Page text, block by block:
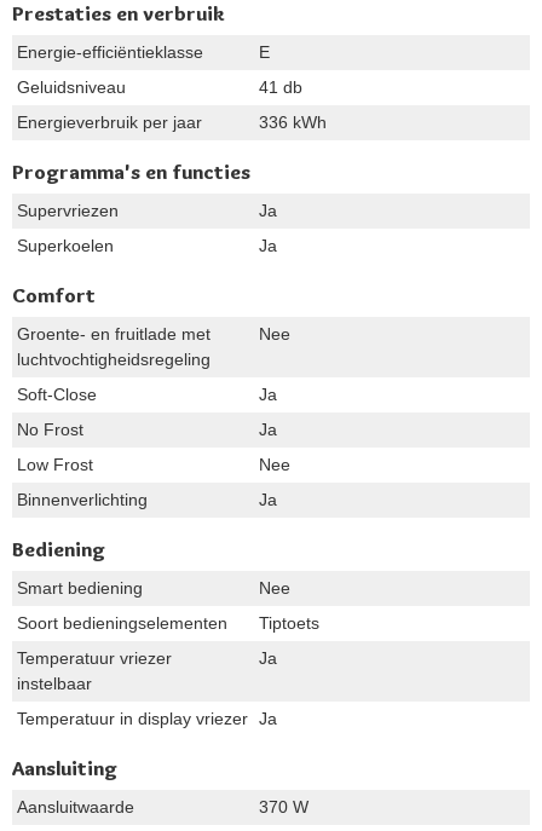
Prestaties en verbruik
Energie-efficiëntieklasse
E
Geluidsniveau
41 db
Energieverbruik per jaar
336 kWh
Programma's en functies
Supervriezen
Ja
Superkoelen
Ja
Comfort
Groente- en fruitlade met
luchtvochtigheidsregeling
Nee
Soft-Close
Ja
No Frost
Ja
Low Frost
Nee
Binnenverlichting
Ja
Bediening
Smart bediening
Nee
Soort bedieningselementen
Tiptoets
Temperatuur vriezer
instelbaar
Ja
Temperatuur in display vriezer Ja
Aansluiting
Aansluitwaarde
370 W